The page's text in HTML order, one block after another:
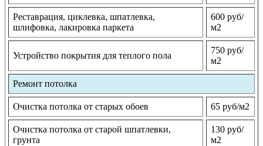
Реставрация, циклевка, шпатлевка,
шлифовка, лакировка паркета
600 руб/
м2
Устройство покрытия для теплого пола
750 руб/
м2
Ремонт потолка
Очистка потолка от старых обоев 65 руб/м2
Очистка потолка от старой шпатлевки,
грунта
130 руб/
м2